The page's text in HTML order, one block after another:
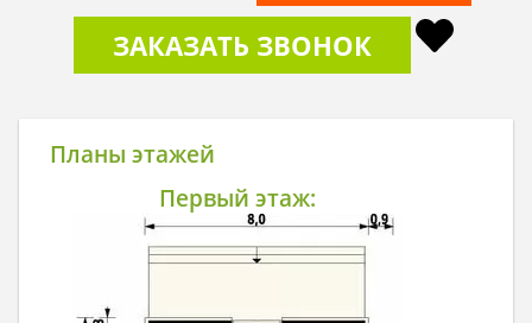
ЗАКАЗАТЬ ЗВОНОК
Планы этажей
Первый этаж: